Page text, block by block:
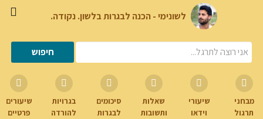
לשונימי - הכנה לבגרות בלשון. נקודה.
מבחני
תרגול
שיעורי
וידאו
שאלות
ותשובות
סיכומים
לבגרות
בגרויות
להורדה
שיעורים
פרטיים